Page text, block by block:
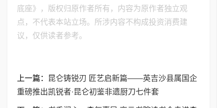
底座》，版权归原作者所有，内容为原作者独立观
点，不代表本站立场。所涉内容不构成投资消费建
议，仅供读者参考。
上一篇：
昆仑铸锐刃 匠艺启新篇——英吉沙县属国企
重磅推出凯锐者·昆仑初鉴非遗厨刀七件套